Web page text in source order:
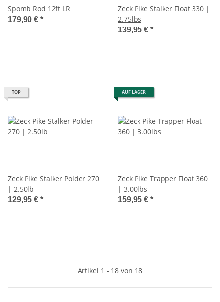
Spomb Rod 12ft LR
179,90 € *
Zeck Pike Stalker Float 330 |
2.75lbs
139,95 € *
TOP
Zeck Pike Stalker Polder 270
| 2.50lb
129,95 € *
AUF LAGER
Zeck Pike Trapper Float 360
| 3.00lbs
159,95 € *
Artikel 1 - 18 von 18